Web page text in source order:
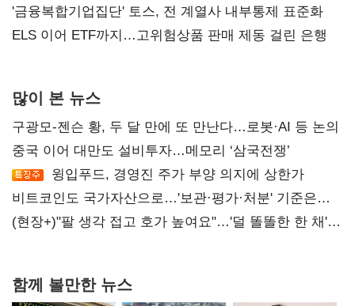
'금융복합기업집단' 토스, 전 계열사 내부통제 표준화
ELS 이어 ETF까지…고위험상품 판매 제동 걸린 은행
많이 본 뉴스
구광모-젠슨 황, 두 달 만에 또 만난다…로봇·AI 등 논의
중국 이어 대만도 설비투자…메모리 ‘삼국전쟁’
윙입푸드, 경영진 주가 부양 의지에 상한가
비트코인도 국가자산으로…'보관·평가·처분' 기준은
숙제
(현장+)"팔 생각 접고 호가 높여요"…'덜 똘똘한 한 채'
함께 볼만한 뉴스